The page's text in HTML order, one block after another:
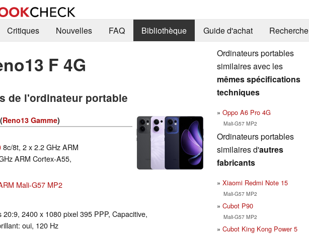
Critiques Nouvelles FAQ Bibliothèque Guide d'achat Recherche
F 4G
de l'ordinateur portable
Reno13 Gamme)
8c/8t, 2 x 2.2 GHz ARM
ARM Cortex-A55,
Mali-G57 MP2
20:9, 2400 x 1080 pixel 395 PPP, Capacitive,
oui, 120 Hz
Ordinateurs portables
similaires avec les
mêmes spécifications
techniques
Oppo A6 Pro 4G
Mali-G57 MP2
Ordinateurs portables
similaires d'autres
fabricants
Xiaomi Redmi Note 15
Mali-G57 MP2
Cubot P90
Mali-G57 MP2
Cubot King Kong Power 5